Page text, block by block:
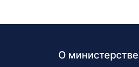
О министерстве